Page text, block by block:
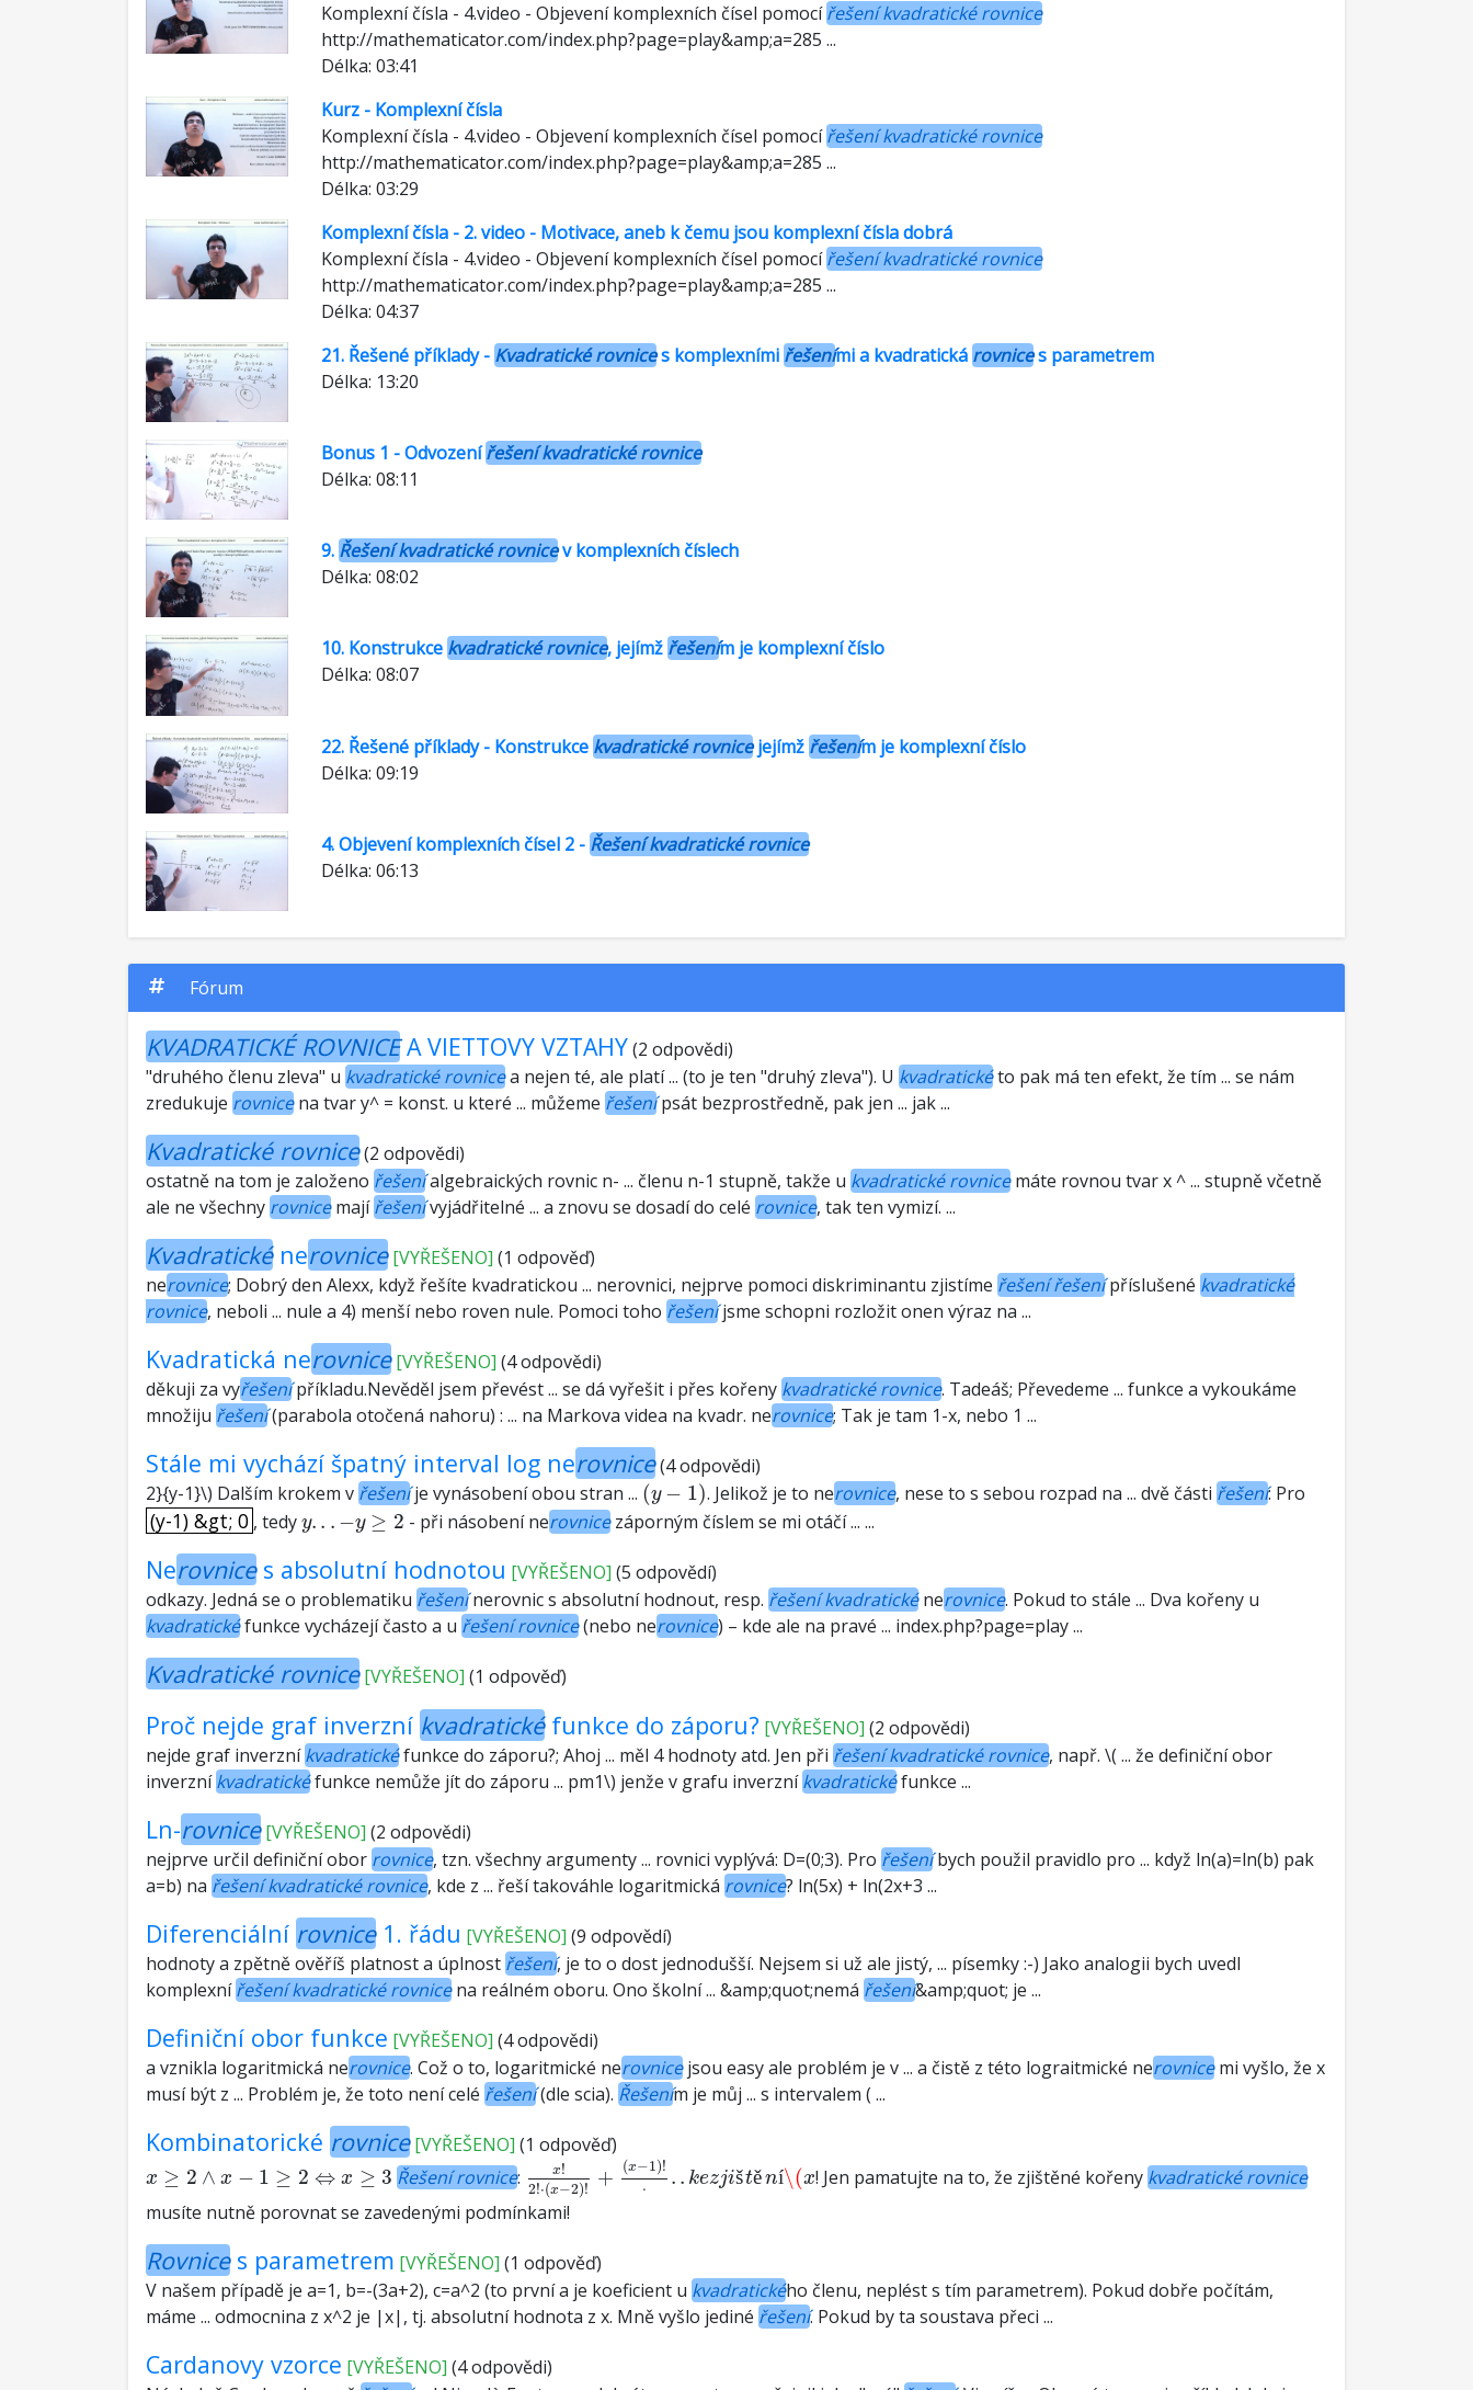
Komplexní čísla - 4.video - Objevení komplexních čísel pomocířešení kvadratické rovnice
http://mathematicator.com/index.php?page=play&amp;a=285 ...
Délka: 03:41
Kurz - Komplexní čísla
Komplexní čísla - 4.video - Objevení komplexních čísel pomocířešení kvadratické rovnice
http://mathematicator.com/index.php?page=play&amp;a=285 ...
Délka: 03:29
Komplexní čísla - 2. video - Motivace, aneb k čemu jsou komplexní čísla dobrá
Komplexní čísla - 4.video - Objevení komplexních čísel pomocířešení kvadratické rovnice
http://mathematicator.com/index.php?page=play&amp;a=285 ...
Délka: 04:37
21. Řešené příklady - Kvadratické rovnices komplexními řešeními a kvadratická rovnices parametrem
Délka: 13:20
Bonus 1 - Odvozenířešení kvadratické rovnice
Délka: 08:11
9. Řešení kvadratické rovnicev komplexních číslech
Délka: 08:02
10. Konstrukce kvadratické rovnice, jejímž řešením je komplexní číslo
Délka: 08:07
22. Řešené příklady - Konstrukcekvadratické rovnicejejímžřešením je komplexní číslo
Délka: 09:19
4. Objevení komplexních čísel 2 -Řešení kvadratické rovnice
Délka: 06:13
Fórum
KVADRATICKÉ ROVNICEA VIETTOVY VZTAHY(2 odpovědi)
"druhého členu zleva" u kvadratické rovnicea nejen té, ale platí ... (to je ten "druhý zleva"). U kvadratickéto pak má ten efekt, že tím ... se nám
zredukuje rovnicena tvar y^ = konst. u které ... můžeme řešenípsát bezprostředně, pak jen ... jak ...
Kvadratické rovnice(2 odpovědi)
ostatně na tom je založeno řešeníalgebraických rovnic n- ... členu n-1 stupně, takže u kvadratické rovnicemáte rovnou tvar x ^ ... stupně včetně
ale ne všechny rovnicemajířešenívyjádřitelné ... a znovu se dosadí do celé rovnice, tak ten vymizí. ...
Kvadratickénerovnice [VYŘEŠENO] (1 odpověď)
nerovnice; Dobrý den Alexx, když řešíte kvadratickou ... nerovnici, nejprve pomoci diskriminantu zjistíme řešení řešenípříslušené kvadratické
rovnice, neboli ... nule a 4) menší nebo roven nule. Pomoci toho řešeníjsme schopni rozložit onen výraz na ...
Kvadratická nerovnice [VYŘEŠENO] (4 odpovědi)
děkuji za vyřešenípříkladu.Nevěděl jsem převést ... se dá vyřešit i přes kořeny kvadratické rovnice. Tadeáš; Převedeme ... funkce a vykoukáme
množiju řešení(parabola otočená nahoru) : ... na Markova videa na kvadr. nerovnice; Tak je tam 1-x, nebo 1 ...
Stále mi vychází špatný interval log nerovnice(4 odpovědi)
2}{y-1}\) Dalším krokem v řešeníje vynásobení obou stran ... (y − 1)
(y− 1) . Jelikož je to nerovnice, nese to s sebou rozpad na ... dvě části řešení: Pro
(y-1) &gt; 0
(y-1) &gt; 0, tedy y. . . −y ≥ 2
y ≥2 - při násobení nerovnicezáporným číslem se mi otáčí ... ...
Nerovnices absolutní hodnotou [VYŘEŠENO] (5 odpovědí)
odkazy. Jedná se o problematiku řešenínerovnic s absolutní hodnout, resp. řešení kvadratickénerovnice. Pokud to stále ... Dva kořeny u
kvadratickéfunkce vycházejí často a u řešení rovnice(nebo nerovnice) – kde ale na pravé ... index.php?page=play ...
Kvadratické rovnice [VYŘEŠENO] (1 odpověď)
Proč nejde graf inverzní kvadratickéfunkce do záporu? [VYŘEŠENO] (2 odpovědi)
nejde graf inverzníkvadratickéfunkce do záporu?; Ahoj ... měl 4 hodnoty atd. Jen při řešení kvadratické rovnice, např. \( ... že definiční obor
inverzníkvadratickéfunkce nemůže jít do záporu ... pm1\) jenže v grafu inverzníkvadratickéfunkce ...
Ln-rovnice [VYŘEŠENO] (2 odpovědi)
nejprve určil definiční obor rovnice, tzn. všechny argumenty ... rovnici vyplývá: D=(0;3). Pro řešeníbych použil pravidlo pro ... když ln(a)=ln(b) pak
a=b) na řešení kvadratické rovnice, kde z ... řeší takováhle logaritmická rovnice? ln(5x) + ln(2x+3 ...
Diferenciální rovnice1. řádu [VYŘEŠENO] (9 odpovědí)
hodnoty a zpětně ověříš platnost a úplnost řešení, je to o dost jednodušší. Nejsem si už ale jistý, ... písemky :-) Jako analogii bych uvedl
komplexnířešení kvadratické rovnicena reálném oboru. Ono školní ... &amp;quot;nemá řešení&amp;quot; je ...
Definiční obor funkce [VYŘEŠENO] (4 odpovědi)
a vznikla logaritmická nerovnice. Což o to, logaritmické nerovnicejsou easy ale problém je v ... a čistě z této lograitmické nerovnicemi vyšlo, že x
musí být z ... Problém je, že toto není celé řešení(dle scia). Řešením je můj ... s intervalem ( ...
Kombinatorické rovnice [VYŘEŠENO] (1 odpověď)
x ≥ 2 ∧ x − 1 ≥ 2 ⇔ x ≥ 3
x ≥2 ∧ x− 1 ⇔ x≥ 3 Řešení rovnice: x!
2!⋅(x−2)! + (x−1)!
.
. . kezjištění\(x
x !2!⋅(x−2)! +(x−1
! Jen pamatujte na to, že zjištěné kořeny kvadratické rovnice
musíte nutně porovnat se zavedenými podmínkami!
Rovnices parametrem [VYŘEŠENO] (1 odpověď)
V našem případě je a=1, b=-(3a+2), c=a^2 (to první a je koeficient u kvadratického členu, neplést s tím parametrem). Pokud dobře počítám,
máme ... odmocnina z x^2 je |x|, tj. absolutní hodnota z x. Mně vyšlo jediné řešení. Pokud by ta soustava přeci ...
Cardanovy vzorce [VYŘEŠENO] (4 odpovědi)